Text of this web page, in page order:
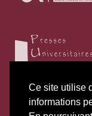
Ce site utilise
informations